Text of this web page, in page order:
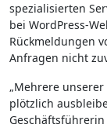
spezialisierten
bei WordPress-
Rückmeldungen
Anfragen nicht
„Mehrere
plötzlich
Geschäftsführerin